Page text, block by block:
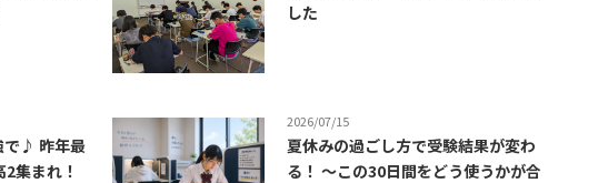
した
で♪ 昨年最
集まれ！
2026/07/15
夏休みの過ごし方で受験結果が変わ
る！ ～この30日間をどう使うかが合